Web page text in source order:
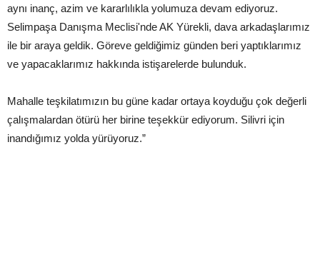
aynı inanç, azim ve kararlılıkla yolumuza devam ediyoruz.
Selimpaşa Danışma Meclisi'nde AK Yürekli, dava arkadaşlarımız
ile bir araya geldik. Göreve geldiğimiz günden beri yaptıklarımız
ve yapacaklarımız hakkında istişarelerde bulunduk.
Mahalle teşkilatımızın bu güne kadar ortaya koyduğu çok değerli
çalışmalardan ötürü her birine teşekkür ediyorum. Silivri için
inandığımız yolda yürüyoruz.”